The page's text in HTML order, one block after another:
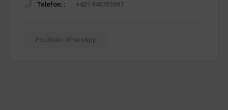
Telefon: : +421 940701097
Používám WhatsApp